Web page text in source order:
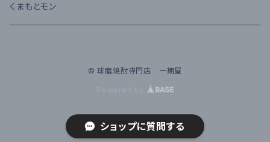
鳥飼酒造
アルコール度数 25%前後
ワイン
Kura Master 2023
くまもとモン
© 球磨焼酎専門店 一期屋
ショップに質問する